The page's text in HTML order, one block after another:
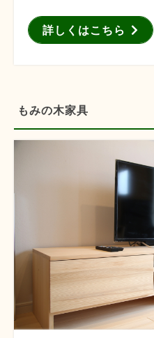
詳しくはこちら
もみの木家具